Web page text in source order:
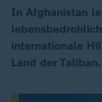
In Afghanistan
internationale
Land der Taliban.